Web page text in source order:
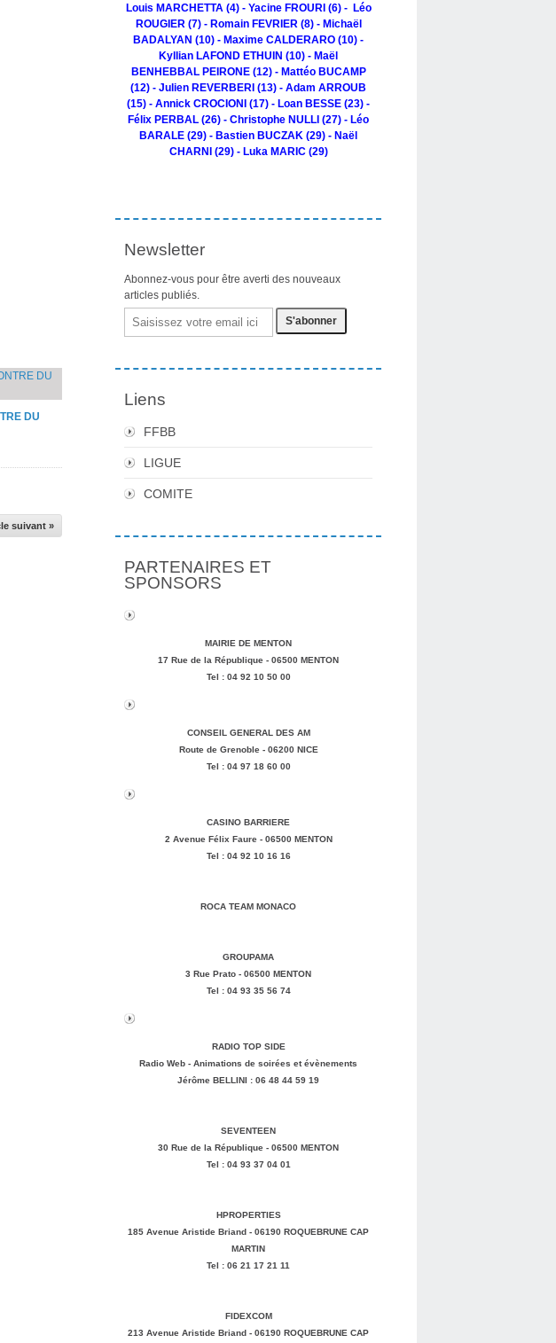
DU
suivant »
Louis MARCHETTA (4) - Yacine FROURI (6) - Léo
ROUGIER (7) - Romain FEVRIER (8) - Michaël
BADALYAN (10) - Maxime CALDERARO (10) -
Kyllian LAFOND ETHUIN (10) - Maël
BENHEBBAL PEIRONE (12) - Mattéo BUCAMP
(12) - Julien REVERBERI (13) - Adam ARROUB
(15) - Annick CROCIONI (17) - Loan BESSE (23) -
Félix PERBAL (26) - Christophe NULLI (27) - Léo
BARALE (29) - Bastien BUCZAK (29) - Naël
CHARNI (29) - Luka MARIC (29)
Newsletter
Abonnez-vous pour être averti des nouveaux
articles publiés.
Email
Liens
FFBB
LIGUE
COMITE
PARTENAIRES ET
SPONSORS
MAIRIE DE MENTON
17 Rue de la République - 06500 MENTON
Tel : 04 92 10 50 00
CONSEIL GENERAL DES AM
Route de Grenoble - 06200 NICE
Tel : 04 97 18 60 00
CASINO BARRIERE
2 Avenue Félix Faure - 06500 MENTON
Tel : 04 92 10 16 16
ROCA TEAM MONACO
GROUPAMA
3 Rue Prato - 06500 MENTON
Tel : 04 93 35 56 74
RADIO TOP SIDE
Radio Web - Animations de soirées et évènements
Jérôme BELLINI : 06 48 44 59 19
SEVENTEEN
30 Rue de la République - 06500 MENTON
Tel : 04 93 37 04 01
HPROPERTIES
185 Avenue Aristide Briand - 06190 ROQUEBRUNE CAP
MARTIN
Tel : 06 21 17 21 11
FIDEXCOM
213 Avenue Aristide Briand - 06190 ROQUEBRUNE CAP